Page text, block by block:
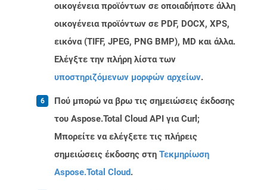
οικογένεια προϊόντων σε οποιαδήποτε άλλη
οικογένεια προϊόντων σε PDF, DOCX, XPS,
εικόνα (TIFF, JPEG, PNG BMP), MD και άλλα.
Ελέγξτε την πλήρη λίστα των
υποστηριζόμενων μορφών αρχείων.
Πού μπορώ να βρω τις σημειώσεις έκδοσης
του Aspose.Total Cloud API για Curl;
Μπορείτε να ελέγξετε τις πλήρεις
σημειώσεις έκδοσης στη Τεκμηρίωση
Aspose.Total Cloud.